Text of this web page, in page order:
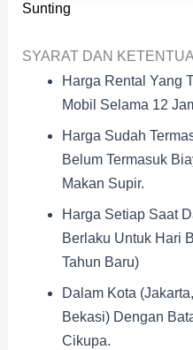
Sunting
SYARAT DAN
Harga Rental Yang
Mobil Selama 12
Harga Sudah
Belum Termasuk
Makan Supir.
Harga Setiap Saat
Berlaku Untuk Hari
Tahun Baru)
Dalam Kota
Bekasi) Dengan
Cikupa.